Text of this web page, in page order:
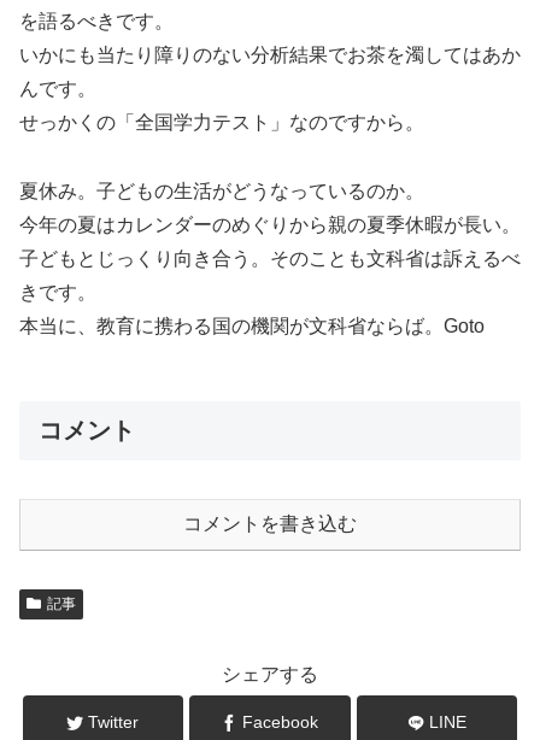
を語るべきです。
いかにも当たり障りのない分析結果でお茶を濁してはあか
んです。
せっかくの「全国学力テスト」なのですから。
夏休み。子どもの生活がどうなっているのか。
今年の夏はカレンダーのめぐりから親の夏季休暇が長い。
子どもとじっくり向き合う。そのことも文科省は訴えるべ
きです。
本当に、教育に携わる国の機関が文科省ならば。Goto
コメント
コメントを書き込む
記事
シェアする
Twitter Facebook LINE